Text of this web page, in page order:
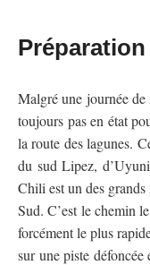
Préparation
Malgré une journée de
toujours pas en état
la route des lagunes.
du sud Lipez,
Chili est un des
Sud. C’est le chemin
forcément le plus
sur une piste